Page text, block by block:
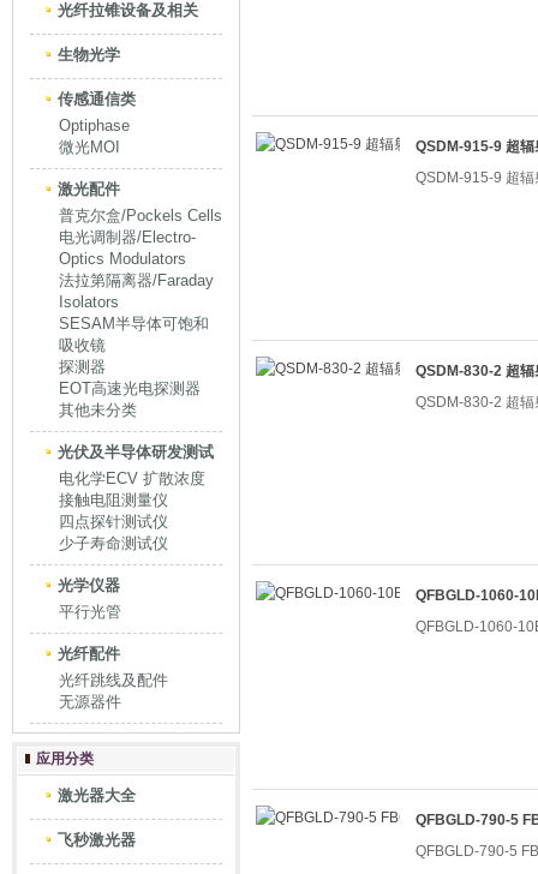
光纤拉锥设备及相关
生物光学
传感通信类
Optiphase
微光MOI
激光配件
普克尔盒/Pockels Cells
电光调制器/Electro-
Optics Modulators
法拉第隔离器/Faraday
Isolators
SESAM半导体可饱和
吸收镜
探测器
EOT高速光电探测器
其他未分类
光伏及半导体研发测试
电化学ECV 扩散浓度
接触电阻测量仪
四点探针测试仪
少子寿命测试仪
光学仪器
平行光管
光纤配件
光纤跳线及配件
无源器件
应用分类
激光器大全
飞秒激光器
QSDM-915-9 超
QSDM-915-9 超
QSDM-830-2 超
QSDM-830-2 超
QFBGLD-1060-
QFBGLD-1060-
QFBGLD-790-5
QFBGLD-790-5